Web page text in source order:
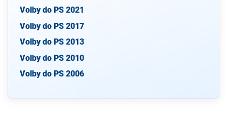
Volby do PS 2021
Volby do PS 2017
Volby do PS 2013
Volby do PS 2010
Volby do PS 2006